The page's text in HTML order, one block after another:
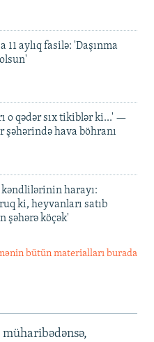
11 aylıq fasilə: 'Daşınma
o qədər sıx tikiblər ki...' —
şəhərində hava böhranı
kəndlilərinin harayı:
ki, heyvanları satıb
şəhərə köçək'
bütün materialları burada